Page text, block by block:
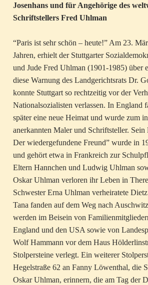
Josenhans und für Angehörige des
Schriftstellers Fred Uhlman
“Paris ist sehr schön – heute!” Am 23.
Jahren, erhielt der Stuttgarter
und Jude Fred Uhlman (1901-1985) über
diese Warnung des Landgerichtsrats Dr.
konnte Stuttgart so rechtzeitig vor der
Nationalsozialisten verlassen. In England
später eine neue Heimat und wurde zum
anerkannten Maler und Schriftsteller.
Der wiedergefundene Freund” wurde in
und gehört etwa in Frankreich zur
Eltern Hannchen und Ludwig Uhlman
Oskar Uhlman verloren ihr Leben in
Schwester Erna Uhlman verheiratete
Tana fanden auf dem Weg nach
werden im Beisein von
England und den USA sowie von
Wolf Hammann vor dem Haus
Stolpersteine verlegt. Ein weiterer
Hegelstraße 62 an Fanny Löwenthal, die
Oskar Uhlman, erinnern, die am Tag der